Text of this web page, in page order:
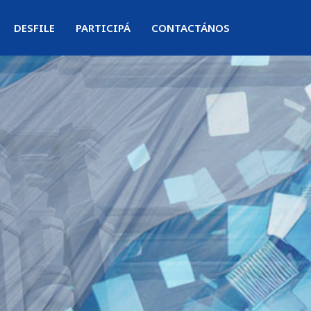
DESFILE PARTICIPÁ CONTACTÁNOS